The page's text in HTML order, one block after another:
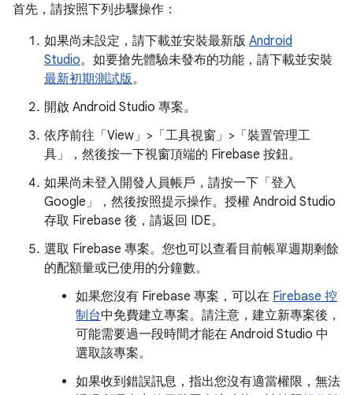
首先，請按照下列步驟操作：
如果尚未設定，請下載並安裝最新版 Android
Studio。如要搶先體驗未發布的功能，請下載並安裝
最新初期測試版。
開啟 Android Studio 專案。
依序前往「View」>「工具視窗」>「裝置管理工
具」
，然後按一下視窗頂端的 Firebase 按鈕。
如果尚未登入開發人員帳戶，請按一下「登入
Google」
，然後按照提示操作。授權 Android Studio
存取 Firebase 後，請返回 IDE。
選取 Firebase 專案。您也可以查看目前帳單週期剩餘
的配額量或已使用的分鐘數。
如果您沒有 Firebase 專案，可以在 Firebase 控
制台中免費建立專案。請注意，建立新專案後，
可能需要過一段時間才能在 Android Studio 中
選取該專案。
如果收到錯誤訊息，指出您沒有適當權限，無法